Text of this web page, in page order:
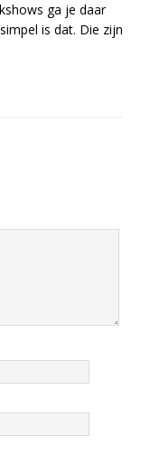
ga je daar
is dat. Die zijn